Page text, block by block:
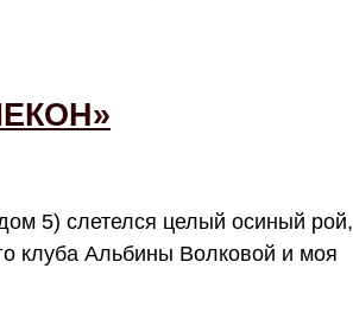
5) слетелся целый осиный рой,
клуба Альбины Волковой и моя